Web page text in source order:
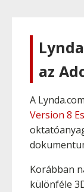
az
A
Version 8
Korábban
különféle